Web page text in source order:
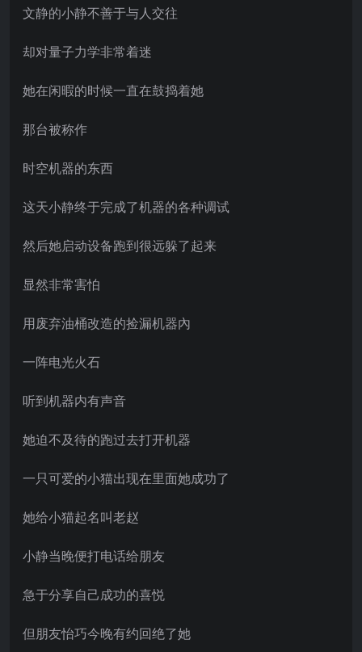
文静的小静不善于与人交往
却对量子力学非常着迷
她在闲暇的时候一直在鼓捣着她
那台被称作
时空机器的东西
这天小静终于完成了机器的各种调试
然后她启动设备跑到很远躲了起来
显然非常害怕
用废弃油桶改造的捡漏机器內
一阵电光火石
听到机器内有声音
她迫不及待的跑过去打开机器
一只可爱的小猫出现在里面她成功了
她给小猫起名叫老赵
小静当晚便打电话给朋友
急于分享自己成功的喜悦
但朋友怡巧今晚有约回绝了她